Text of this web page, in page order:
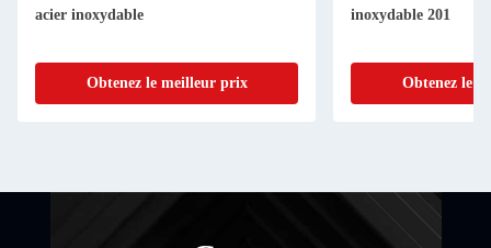
acier inoxydable
Obtenez le meilleur prix
inoxydable 201
Obtenez le